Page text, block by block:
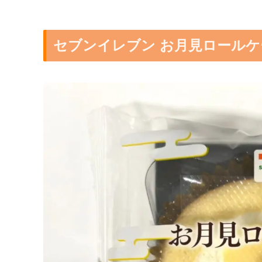
セブンイレブン お月見ロール